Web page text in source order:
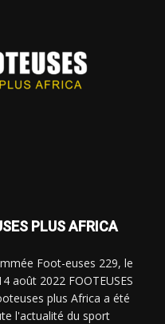
PLUS AFRICA
Foot-euses 229, le
août 2022 FOOTEUSES
plus Africa a été
l'actualité du sport